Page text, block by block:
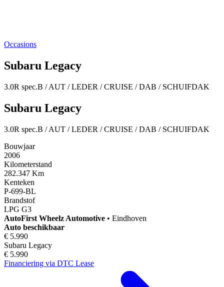
Occasions
Subaru Legacy
3.0R spec.B / AUT / LEDER / CRUISE / DAB / SCHUIFDAK
Subaru Legacy
3.0R spec.B / AUT / LEDER / CRUISE / DAB / SCHUIFDAK
Bouwjaar
2006
Kilometerstand
282.347 Km
Kenteken
P-699-BL
Brandstof
LPG G3
AutoFirst Wheelz Automotive • Eindhoven
Auto beschikbaar
€ 5.990
Subaru Legacy
€ 5.990
Financiering via DTC Lease